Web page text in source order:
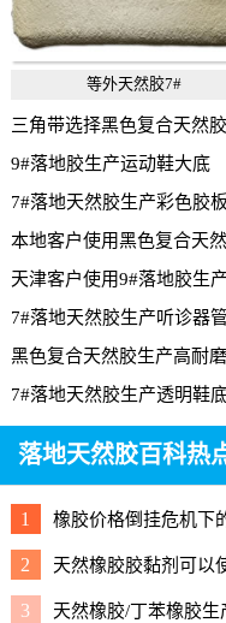
等外天然胶7#
三角带选择黑色复合天然胶
9#落地胶生产运动鞋大底
7#落地天然胶生产彩色胶板
本地客户使用黑色复合天
天津客户使用9#落地胶生
7#落地天然胶生产听诊器管
黑色复合天然胶生产高耐
7#落地天然胶生产透明鞋
落地天然胶百科热
1
橡胶价格倒挂危机下
草？
2 天然橡胶胶黏剂可以
3 天然橡胶/丁苯橡胶